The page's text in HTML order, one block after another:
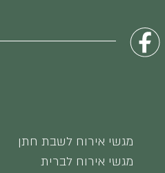
מגשי אירוח לשבת חתן
מגשי אירוח לברית